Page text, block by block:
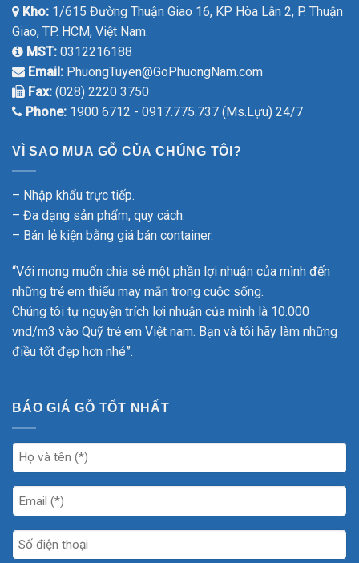
Kho: 1/615 Đường Thuận Giao 16, KP Hòa Lân 2, P. Thuận
Giao, TP. HCM, Việt Nam.
MST: 0312216188
Email: PhuongTuyen@GoPhuongNam.com
Fax: (028) 2220 3750
Phone: 1900 6712 - 0917.775.737 (Ms.Lựu) 24/7
VÌ SAO MUA GỖ CỦA CHÚNG TÔI?
– Nhập khẩu trực tiếp.
– Đa dạng sản phẩm, quy cách.
– Bán lẻ kiện bằng giá bán container.
“Với mong muốn chia sẻ một phần lợi nhuận của mình đến
những trẻ em thiếu may mắn trong cuộc sống.
Chúng tôi tự nguyện trích lợi nhuận của mình là 10.000
vnd/m3 vào Quỹ trẻ em Việt nam. Bạn và tôi hãy làm những
điều tốt đẹp hơn nhé”.
BÁO GIÁ GỖ TỐT NHẤT